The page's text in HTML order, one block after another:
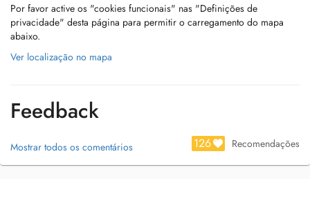
Por favor active os "cookies funcionais" nas "Definições de
privacidade" desta página para permitir o carregamento do mapa
abaixo.
Ver localização no mapa
Feedback
Mostrar todos os comentários 126 Recomendações